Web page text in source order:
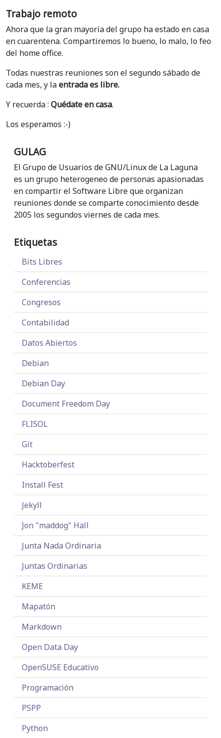
Trabajo remoto
Ahora que la gran mayoría del grupo ha estado en casa
en cuarentena. Compartiremos lo bueno, lo malo, lo feo
del home office.
Todas nuestras reuniones son el segundo sábado de
cada mes, y laentrada es libre.
Y recuerda : Quédate en casa.
Los esperamos :-)
GULAG
El Grupo de Usuarios de GNU/Linux de La Laguna
es un grupo heterogeneo de personas apasionadas
en compartir el Software Libre que organizan
reuniones donde se comparte conocimiento desde
2005 los segundos viernes de cada mes.
Etiquetas
Bits Libres
Conferencias
Congresos
Contabilidad
Datos Abiertos
Debian
Debian Day
Document Freedom Day
FLISOL
Git
Hacktoberfest
Install Fest
Jekyll
Jon "maddog" Hall
Junta Nada Ordinaria
Juntas Ordinarias
KEME
Mapatón
Markdown
Open Data Day
OpenSUSE Educativo
Programación
PSPP
Python